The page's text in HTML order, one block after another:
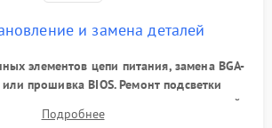
и замена деталей
элементов цепи питания, замена BGA-
прошивка BIOS. Ремонт подсветки
неисправного накопителя на скоростной
установка новых модулей памяти.
Подробнее